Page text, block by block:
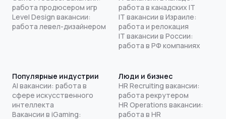
работа продюсером игр
Level Design вакансии:
работа левел-дизайнером
работа в канадских IT
IT вакансии в Израиле:
работа и релокация
IT вакансии в России:
работа в РФ компаниях
Популярные индустрии
AI вакансии: работа в
сфере искусственного
интеллекта
Вакансии в iGaming:
Люди и бизнес
HR Recruiting вакансии:
работа рекрутером
HR Operations вакансии:
работа в HR